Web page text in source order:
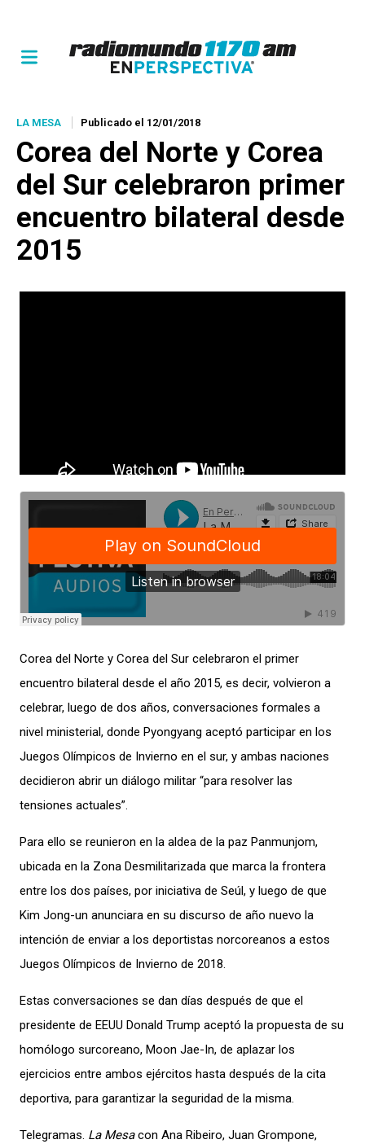
LA MESA Publicado el 12/01/2018
Corea del Norte y Corea
del Sur celebraron primer
encuentro bilateral desde
2015
Corea del Norte y Corea del Sur celebraron el primer
encuentro bilateral desde el año 2015, es decir, volvieron a
celebrar, luego de dos años, conversaciones formales a
nivel ministerial, donde Pyongyang aceptó participar en los
Juegos Olímpicos de Invierno en el sur, y ambas naciones
decidieron abrir un diálogo militar “para resolver las
tensiones actuales”.
Para ello se reunieron en la aldea de la paz Panmunjom,
ubicada en la Zona Desmilitarizada que marca la frontera
entre los dos países, por iniciativa de Seúl, y luego de que
Kim Jong-un anunciara en su discurso de año nuevo la
intención de enviar a los deportistas norcoreanos a estos
Juegos Olímpicos de Invierno de 2018.
Estas conversaciones se dan días después de que el
presidente de EEUU Donald Trump aceptó la propuesta de su
homólogo surcoreano, Moon Jae-In, de aplazar los
ejercicios entre ambos ejércitos hasta después de la cita
deportiva, para garantizar la seguridad de la misma.
Telegramas. La Mesacon Ana Ribeiro, Juan Grompone,